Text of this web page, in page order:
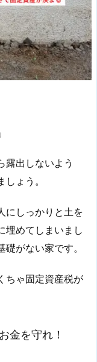
露出しないよう
ょう。
にしっかりと土を
埋めてしまいまし
がない家です。
ちゃ固定資産税が
金を守れ！